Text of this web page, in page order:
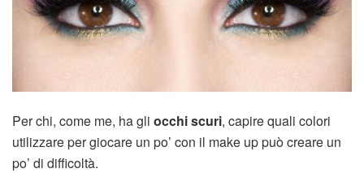
Per chi, come me, ha gli occhi scuri, capire quali colori
utilizzare per giocare un po’ con il make up può creare un
po’ di difficoltà.